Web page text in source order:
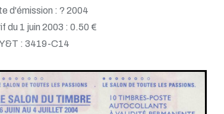
d'émission : ? 2004
du 1 juin 2003 : 0.50 €
Y&T : 3419-C14